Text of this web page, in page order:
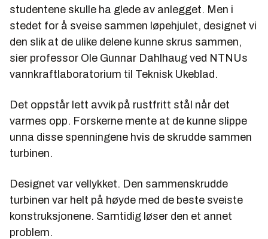
studentene skulle ha glede av anlegget. Men i
stedet for å sveise sammen løpehjulet, designet vi
den slik at de ulike delene kunne skrus sammen,
sier professor Ole Gunnar Dahlhaug ved NTNUs
vannkraftlaboratorium til Teknisk Ukeblad.
Det oppstår lett avvik på rustfritt stål når det
varmes opp. Forskerne mente at de kunne slippe
unna disse spenningene hvis de skrudde sammen
turbinen.
Designet var vellykket. Den sammenskrudde
turbinen var helt på høyde med de beste sveiste
konstruksjonene. Samtidig løser den et annet
problem.